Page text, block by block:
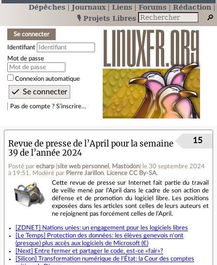
Dépêches Journaux Liens Forums
Rédaction
🎙️ Projets Libres
Se connecter
Identifiant
Mot de passe
Connexion automatique
Pas de compte ? S’inscrire…
Revue de presse de l’April pour la semaine
39 de l’année 2024
Posté par echarp(site web personnel , Mastodon) le 30 septembre 2024
à 19:51 . Modéré par Pierre Jarillon. Licence CC By‑SA.
15
Cette revue de presse sur Internet fait partie du travail
de veille mené par l’April dans le cadre de son action de
défense et de promotion du logiciel libre. Les positions
exposées dans les articles sont celles de leurs auteurs et
ne rejoignent pas forcément celles de l’April.
[ZDNET] Nations unies: un engagement pour les logiciels libres
[Le Temps] Protection des données: les élèves genevois n'ont
(presque) plus accès aux logiciels de Microsoft (€)
[Next] Entre fermer et partager le code, est-ce «fair»?
[Silicon] Transformation numérique de l'État: la Cour des comptes